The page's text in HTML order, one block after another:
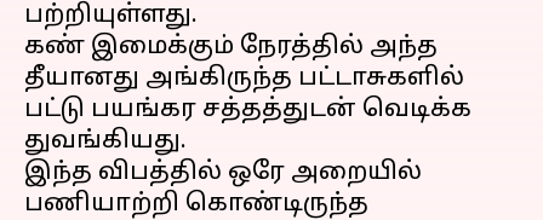
பற்றியுள்ளது.
கண் இமைக்கும் நேரத்தில் அந்த
தீயானது அங்கிருந்த பட்டாசுகளில்
பட்டு பயங்கர சத்தத்துடன் வெடிக்க
துவங்கியது.
இந்த விபத்தில் ஒரே அறையில்
பணியாற்றி கொண்டிருந்த